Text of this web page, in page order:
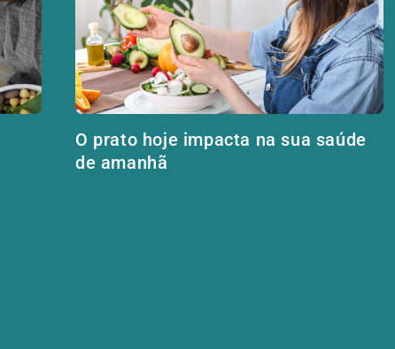
O prato hoje impacta na sua saúde
de amanhã